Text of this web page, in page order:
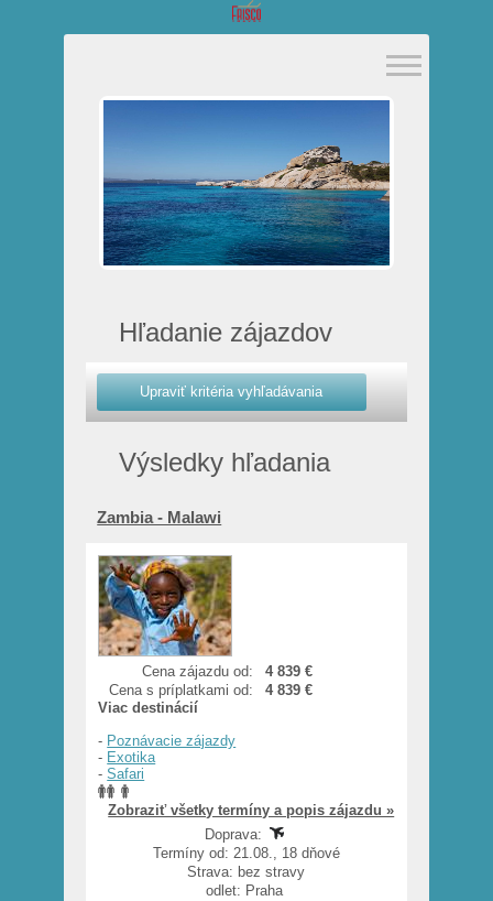
Hľadanie zájazdov
Výsledky hľadania
Zambia - Malawi
Cena zájazdu od:
4 839 €
Cena s príplatkami od:
4 839 €
Viac destinácií
- Poznávacie zájazdy
- Exotika
-Safari
Zobraziť všetky termíny a popis zájazdu »
Doprava:
Termíny od: 21.08., 18 dňové
Strava: bez stravy
odlet: Praha